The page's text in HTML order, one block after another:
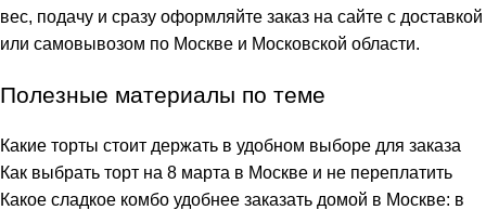
вес, подачу и сразу оформляйте заказ на сайте с доставкой
или самовывозом по Москве и Московской области.
Полезные материалы по теме
Какие торты стоит держать в удобном выборе для заказа
Как выбрать торт на 8 марта в Москве и не переплатить
Какое сладкое комбо удобнее заказать домой в Москве: в